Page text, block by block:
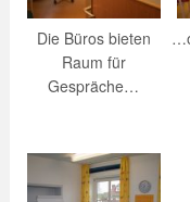
Die Büros bieten
Raum für
Gespräche…